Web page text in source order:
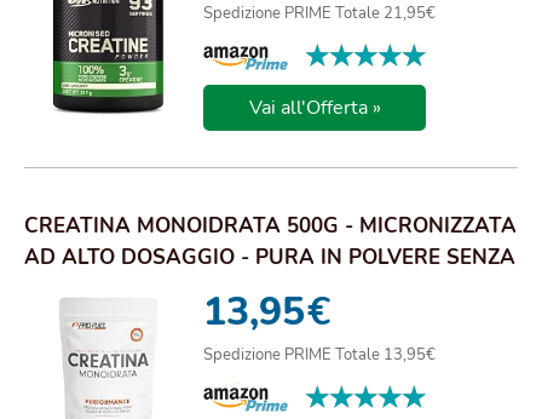
Spedizione PRIME Totale 21,95€
★★★★★
★★★★★
Vai all'Offerta »
CREATINA MONOIDRATA 500G - MICRONIZZATA
AD ALTO DOSAGGIO - PURA IN POLVERE SENZA
13,95€
Spedizione PRIME Totale 13,95€
★★★★★
★★★★★